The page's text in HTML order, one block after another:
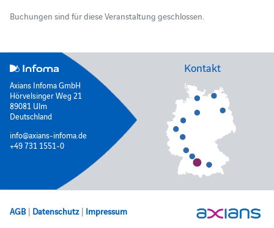
Buchungen sind für diese Veranstaltung geschlossen.
Axians Infoma GmbH
Hörvelsinger Weg 21
89081 Ulm
Deutschland
info@axians-infoma.de
+49 731 1551-0
Kontakt
AGB | Datenschutz | Impressum